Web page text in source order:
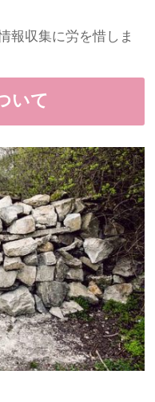
報収集に労を惜しま
いて